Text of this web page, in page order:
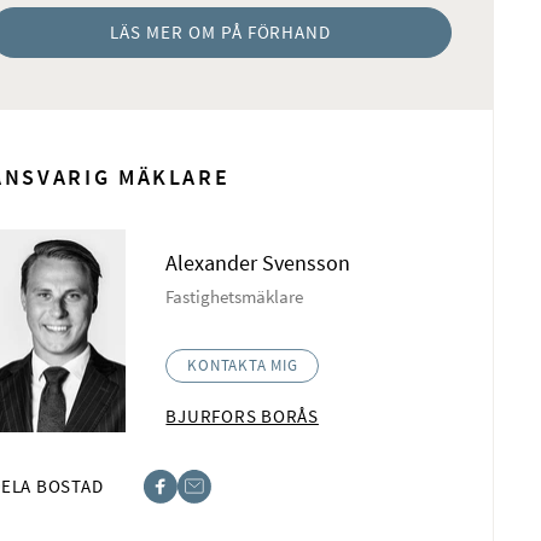
LÄS MER OM PÅ FÖRHAND
MÄKLARE
Alexander Svensson
Fastighetsmäklare
KONTAKTA MIG
BJURFORS BORÅS
BOSTAD